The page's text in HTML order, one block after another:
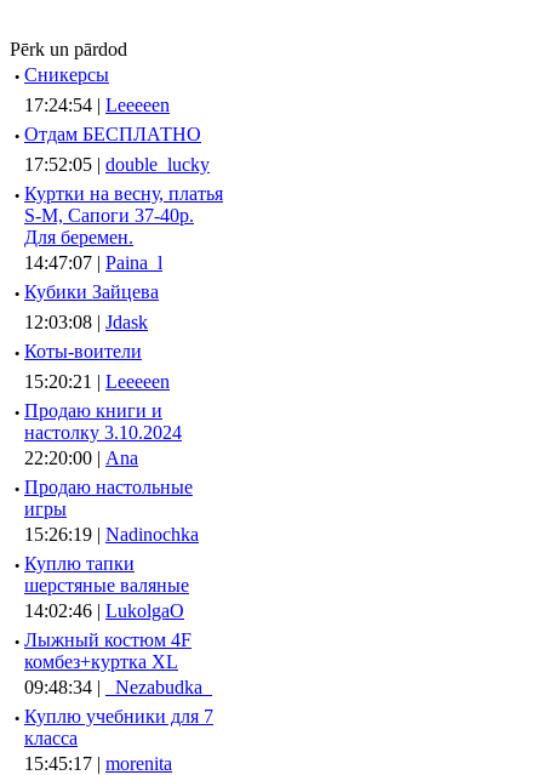
Pērk un pārdod
· Сникерсы
17:24:54 | Leeeeen
· Отдам БЕСПЛАТНО
17:52:05 | double_lucky
· Куртки на весну, платья
S-M, Сапоги 37-40р.
Для беремен.
14:47:07 | Paina_l
· Кубики Зайцева
12:03:08 | Jdask
· Коты-воители
15:20:21 | Leeeeen
· Продаю книги и
настолку 3.10.2024
22:20:00 | Ana
· Продаю настольные
игры
15:26:19 | Nadinochka
· Куплю тапки
шерстяные валяные
14:02:46 | LukolgaO
· Лыжный костюм 4F
комбез+куртка XL
09:48:34 |
_Nezabudka_
· Куплю учебники для 7
класса
15:45:17 | morenita